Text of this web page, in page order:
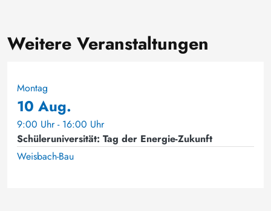
Weitere Veranstaltungen
Montag
10 Aug.
9:00 Uhr - 16:00 Uhr
Schüleruniversität: Tag der Energie-Zukunft
Weisbach-Bau